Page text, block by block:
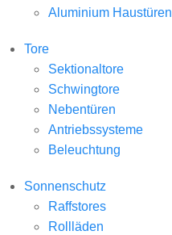
Aluminium Haustüren
Tore
Sektionaltore
Schwingtore
Nebentüren
Antriebssysteme
Beleuchtung
Sonnenschutz
Raffstores
Rollläden